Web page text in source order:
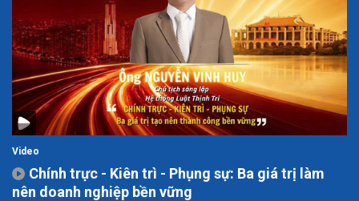
Video
Chính trực - Kiên trì - Phụng sự: Ba giá trị làm
nên doanh nghiệp bền vững